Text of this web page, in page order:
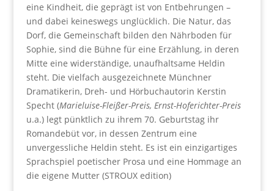
eine Kindheit, die geprägt ist von Entbehrungen –
und dabei keineswegs unglücklich. Die Natur, das
Dorf, die Gemeinschaft bilden den Nährboden für
Sophie, sind die Bühne für eine Erzählung, in deren
Mitte eine widerständige, unaufhaltsame Heldin
steht. Die vielfach ausgezeichnete Münchner
Dramatikerin, Dreh- und Hörbuchautorin Kerstin
Specht (Marieluise-Fleißer-Preis, Ernst-Hoferichter-Preis
u.a.) legt pünktlich zu ihrem 70. Geburtstag ihr
Romandebüt vor, in dessen Zentrum eine
unvergessliche Heldin steht. Es ist ein einzigartiges
Sprachspiel poetischer Prosa und eine Hommage an
die eigene Mutter (STROUX edition)